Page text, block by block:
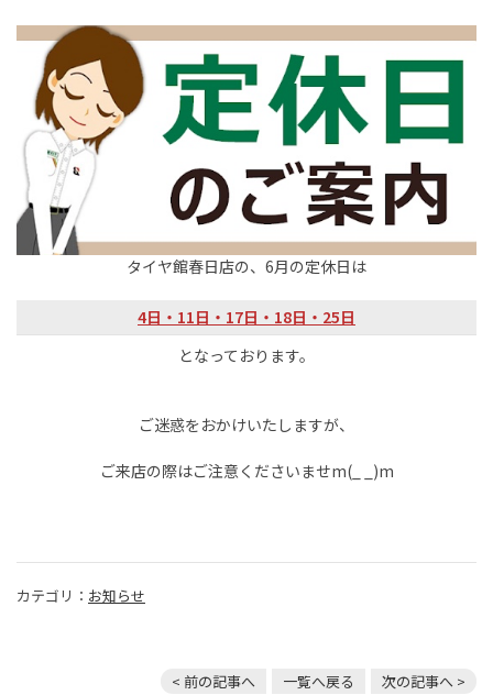
タイヤ館春日店の、6月の定休日は
4日・11日・17日・18日・25日
となっております。
ご迷惑をおかけいたしますが、
ご来店の際はご注意くださいませm(_ _)m
カテゴリ： お知らせ
< 前の記事へ 一覧へ戻る 次の記事へ >